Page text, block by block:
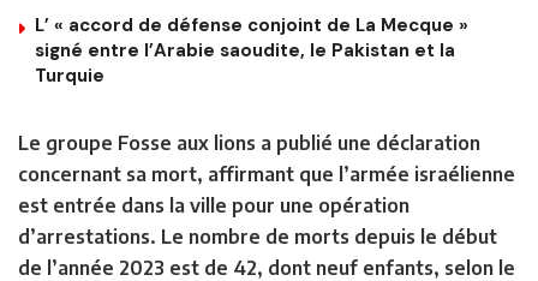
L’ « accord de défense conjoint de La Mecque »
signé entre l’Arabie saoudite, le Pakistan et la
Turquie
Le groupe Fosse aux lions a publié une déclaration
concernant sa mort, affirmant que l’armée israélienne
est entrée dans la ville pour une opération
d’arrestations. Le nombre de morts depuis le début
de l’année 2023 est de 42, dont neuf enfants, selon le